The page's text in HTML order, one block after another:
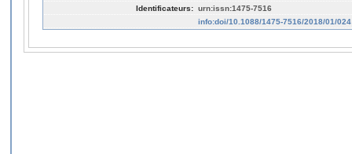
Identificateurs: urn:issn:1475-7516
info:doi/10.1088/1475-7516/2018/01/024